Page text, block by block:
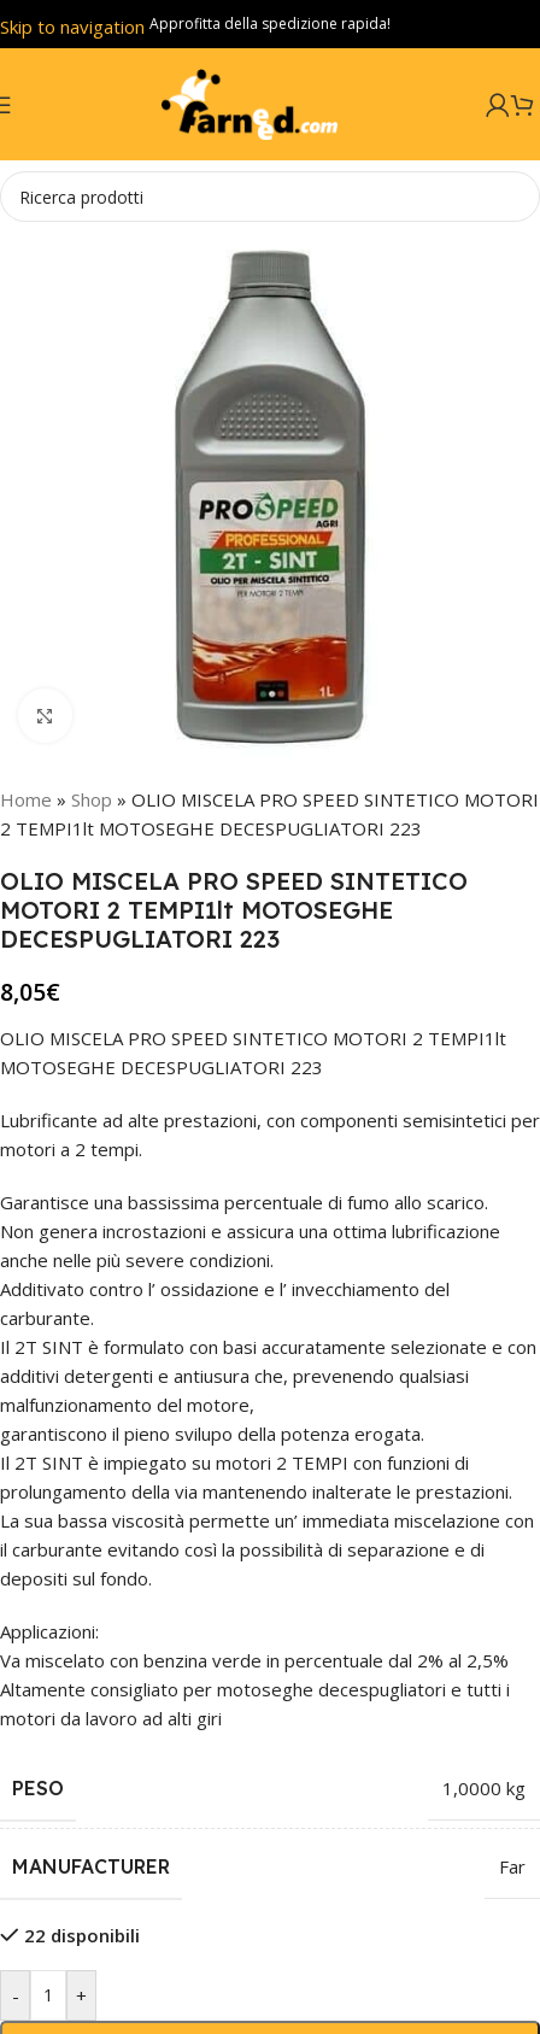
Skip to navigation
Skip to main content
Approfitta della spedizione rapida!
Click to enlarge
Home » Shop » OLIO MISCELA PRO SPEED SINTETICO MOTORI
2 TEMPI1lt MOTOSEGHE DECESPUGLIATORI 223
OLIO MISCELA PRO SPEED SINTETICO
MOTORI 2 TEMPI1lt MOTOSEGHE
DECESPUGLIATORI 223
8,05€
OLIO MISCELA PRO SPEED SINTETICO MOTORI 2 TEMPI1lt
MOTOSEGHE DECESPUGLIATORI 223
Lubrificante ad alte prestazioni, con componenti semisintetici per
motori a 2 tempi.
Garantisce una bassissima percentuale di fumo allo scarico.
Non genera incrostazioni e assicura una ottima lubrificazione
anche nelle più severe condizioni.
Additivato contro l’ ossidazione e l’ invecchiamento del
carburante.
Il 2T SINT è formulato con basi accuratamente selezionate e con
additivi detergenti e antiusura che, prevenendo qualsiasi
malfunzionamento del motore,
garantiscono il pieno svilupo della potenza erogata.
Il 2T SINT è impiegato su motori 2 TEMPI con funzioni di
prolungamento della via mantenendo inalterate le prestazioni.
La sua bassa viscosità permette un’ immediata miscelazione con
il carburante evitando così la possibilità di separazione e di
depositi sul fondo.
Applicazioni:
Va miscelato con benzina verde in percentuale dal 2% al 2,5%
Altamente consigliato per motoseghe decespugliatori e tutti i
motori da lavoro ad alti giri
PESO 1,0000 kg
MANUFACTURER Far
22 disponibili
- +